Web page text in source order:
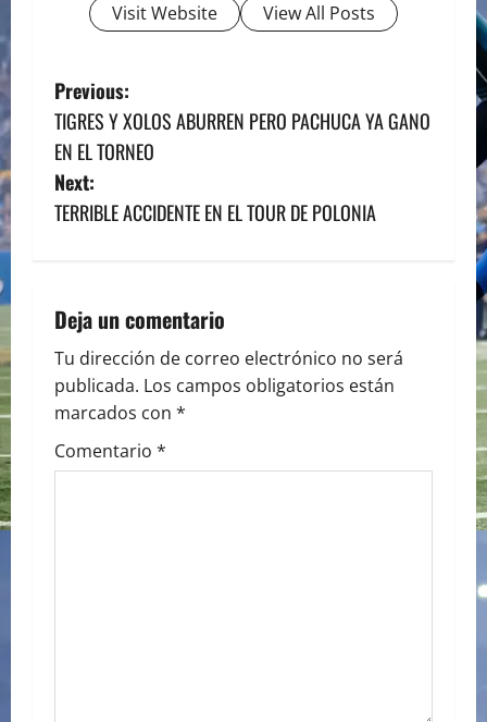
Visit Website View All Posts
P
o
s
t
a
v
i
g
Previous:
TIGRES Y XOLOS ABURREN PERO PACHUCA YA GANO
EN EL TORNEO
Next:
TERRIBLE ACCIDENTE EN EL TOUR DE POLONIA
Deja un comentario
Tu dirección de correo electrónico no será
publicada. Los campos obligatorios están
marcados con *
Comentario *